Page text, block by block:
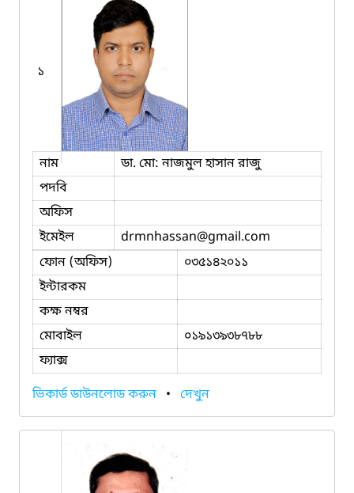
১
নাম
ডা. মো: নাজমুল হাসান রাজু
পদবি
অফিস
ইমেইল
drmnhassan@gmail.com
ফোন (অফিস)
০৩৫১৪২০১১
ইন্টারকম
কক্ষ নম্বর
মোবাইল
০১৯১৩৯৩৮৭৮৮
ফ্যাক্স
ভিকার্ড ডাউনলোড করুন • দেখুন